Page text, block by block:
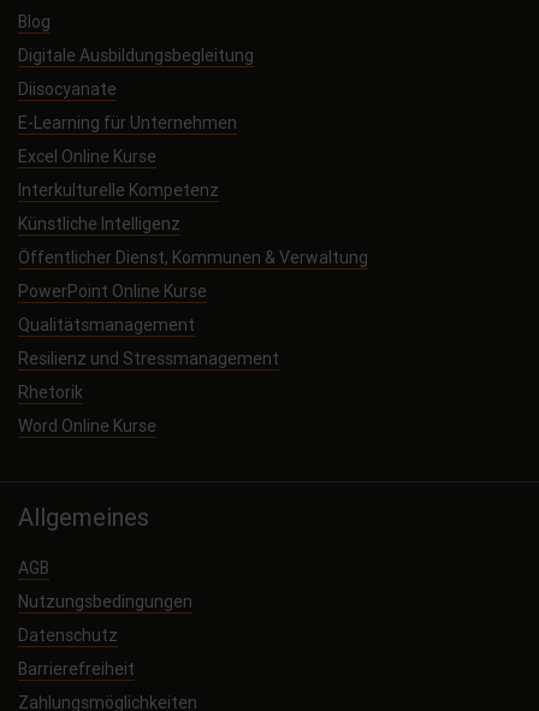
Blog
Digitale Ausbildungsbegleitung
Diisocyanate
E-Learning für Unternehmen
Excel Online Kurse
Interkulturelle Kompetenz
Künstliche Intelligenz
Öffentlicher Dienst, Kommunen & Verwaltung
PowerPoint Online Kurse
Qualitätsmanagement
Resilienz und Stressmanagement
Rhetorik
Word Online Kurse
Allgemeines
AGB
Nutzungsbedingungen
Datenschutz
Barrierefreiheit
Zahlungsmöglichkeiten